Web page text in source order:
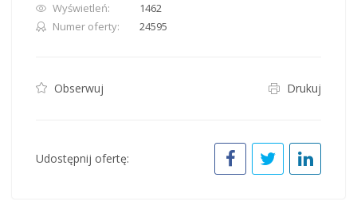
Wyświetleń:
1462
Numer oferty:
24595
Obserwuj Drukuj
Udostępnij ofertę: